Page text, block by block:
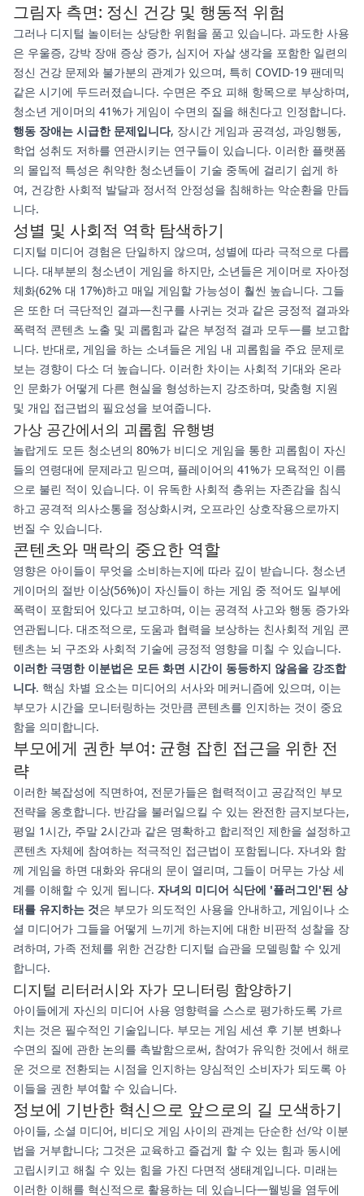
그림자 측면: 정신 건강 및 행동적 위험
그러나 디지털 놀이터는 상당한 위험을 품고 있습니다. 과도한 사용
은 우울증, 강박 장애 증상 증가, 심지어 자살 생각을 포함한 일련의
정신 건강 문제와 불가분의 관계가 있으며, 특히 COVID-19 팬데믹
같은 시기에 두드러졌습니다. 수면은 주요 피해 항목으로 부상하며,
청소년 게이머의 41%가 게임이 수면의 질을 해친다고 인정합니다.
행동 장애는 시급한 문제입니다, 장시간 게임과 공격성, 과잉행동,
학업 성취도 저하를 연관시키는 연구들이 있습니다. 이러한 플랫폼
의 몰입적 특성은 취약한 청소년들이 기술 중독에 걸리기 쉽게 하
여, 건강한 사회적 발달과 정서적 안정성을 침해하는 악순환을 만듭
니다.
성별 및 사회적 역학 탐색하기
디지털 미디어 경험은 단일하지 않으며, 성별에 따라 극적으로 다릅
니다. 대부분의 청소년이 게임을 하지만, 소년들은 게이머로 자아정
체화(62% 대 17%)하고 매일 게임할 가능성이 훨씬 높습니다. 그들
은 또한 더 극단적인 결과—친구를 사귀는 것과 같은 긍정적 결과와
폭력적 콘텐츠 노출 및 괴롭힘과 같은 부정적 결과 모두—를 보고합
니다. 반대로, 게임을 하는 소녀들은 게임 내 괴롭힘을 주요 문제로
보는 경향이 다소 더 높습니다. 이러한 차이는 사회적 기대와 온라
인 문화가 어떻게 다른 현실을 형성하는지 강조하며, 맞춤형 지원
및 개입 접근법의 필요성을 보여줍니다.
가상 공간에서의 괴롭힘 유행병
놀랍게도 모든 청소년의 80%가 비디오 게임을 통한 괴롭힘이 자신
들의 연령대에 문제라고 믿으며, 플레이어의 41%가 모욕적인 이름
으로 불린 적이 있습니다. 이 유독한 사회적 층위는 자존감을 침식
하고 공격적 의사소통을 정상화시켜, 오프라인 상호작용으로까지
번질 수 있습니다.
콘텐츠와 맥락의 중요한 역할
영향은 아이들이 무엇을 소비하는지에 따라 깊이 받습니다. 청소년
게이머의 절반 이상(56%)이 자신들이 하는 게임 중 적어도 일부에
폭력이 포함되어 있다고 보고하며, 이는 공격적 사고와 행동 증가와
연관됩니다. 대조적으로, 도움과 협력을 보상하는 친사회적 게임 콘
텐츠는 뇌 구조와 사회적 기술에 긍정적 영향을 미칠 수 있습니다.
이러한 극명한 이분법은 모든 화면 시간이 동등하지 않음을 강조합
니다. 핵심 차별 요소는 미디어의 서사와 메커니즘에 있으며, 이는
부모가 시간을 모니터링하는 것만큼 콘텐츠를 인지하는 것이 중요
함을 의미합니다.
부모에게 권한 부여: 균형 잡힌 접근을 위한 전
략
이러한 복잡성에 직면하여, 전문가들은 협력적이고 공감적인 부모
전략을 옹호합니다. 반감을 불러일으킬 수 있는 완전한 금지보다는,
평일 1시간, 주말 2시간과 같은 명확하고 합리적인 제한을 설정하고
콘텐츠 자체에 참여하는 적극적인 접근법이 포함됩니다. 자녀와 함
께 게임을 하면 대화와 유대의 문이 열리며, 그들이 머무는 가상 세
계를 이해할 수 있게 됩니다. 자녀의 미디어 식단에 '플러그인'된 상
태를 유지하는 것은 부모가 의도적인 사용을 안내하고, 게임이나 소
셜 미디어가 그들을 어떻게 느끼게 하는지에 대한 비판적 성찰을 장
려하며, 가족 전체를 위한 건강한 디지털 습관을 모델링할 수 있게
합니다.
디지털 리터러시와 자가 모니터링 함양하기
아이들에게 자신의 미디어 사용 영향력을 스스로 평가하도록 가르
치는 것은 필수적인 기술입니다. 부모는 게임 세션 후 기분 변화나
수면의 질에 관한 논의를 촉발함으로써, 참여가 유익한 것에서 해로
운 것으로 전환되는 시점을 인지하는 양심적인 소비자가 되도록 아
이들을 권한 부여할 수 있습니다.
정보에 기반한 혁신으로 앞으로의 길 모색하기
아이들, 소셜 미디어, 비디오 게임 사이의 관계는 단순한 선/악 이분
법을 거부합니다; 그것은 교육하고 즐겁게 할 수 있는 힘과 동시에
고립시키고 해칠 수 있는 힘을 가진 다면적 생태계입니다. 미래는
이러한 이해를 혁신적으로 활용하는 데 있습니다—웰빙을 염두에